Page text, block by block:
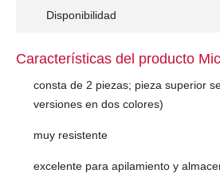
Disponibilidad
Características del producto
consta de 2 piezas; pieza superior
versiones en dos colores)
muy resistente
excelente para apilamiento y